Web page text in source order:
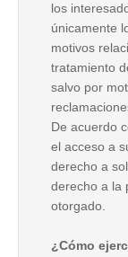
los
únicamente
motivos
tratamiento
salvo por
De acuerdo
el acceso a
derecho a
derecho a la
otorgado.
¿Cómo